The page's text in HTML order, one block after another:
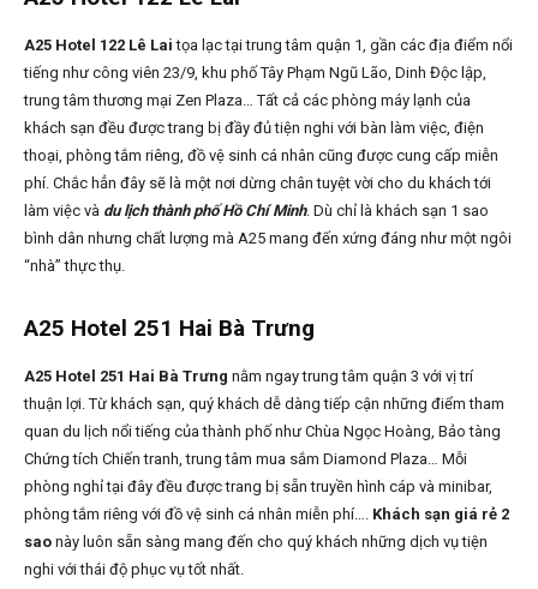
A25 Hotel 122 Lê Laitọa lạc tại trung tâm quận 1, gần các địa điểm nổi
tiếng như công viên 23/9, khu phố Tây Phạm Ngũ Lão, Dinh Độc lập,
trung tâm thương mại Zen Plaza… Tất cả các phòng máy lạnh của
khách sạn đều được trang bị đầy đủ tiện nghi với bàn làm việc, điện
thoại, phòng tắm riêng, đồ vệ sinh cá nhân cũng được cung cấp miễn
phí. Chắc hẳn đây sẽ là một nơi dừng chân tuyệt vời cho du khách tới
làm việc và du lịch thành phố Hồ Chí Minh. Dù chỉ là khách sạn 1 sao
bình dân nhưng chất lượng mà A25 mang đến xứng đáng như một ngôi
“nhà” thực thụ.
A25 Hotel 251 Hai Bà Trưng
A25 Hotel 251 Hai Bà Trưng nằm ngay trung tâm quận 3 với vị trí
thuận lợi. Từ khách sạn, quý khách dễ dàng tiếp cận những điểm tham
quan du lịch nổi tiếng của thành phố như Chùa Ngọc Hoàng, Bảo tàng
Chứng tích Chiến tranh, trung tâm mua sắm Diamond Plaza… Mỗi
phòng nghỉ tại đây đều được trang bị sẵn truyền hình cáp và minibar,
phòng tắm riêng với đồ vệ sinh cá nhân miễn phí…. Khách sạn giá rẻ 2
sao này luôn sẵn sàng mang đến cho quý khách những dịch vụ tiện
nghi với thái độ phục vụ tốt nhất.